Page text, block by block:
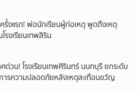
ครั้งแรก! พ่อนักเรียนผู้ก่อเหตุ พูดถึงเหตุ
รงเรียนเทพสิริน
ศด่วน! โรงเรียนเทพศิรินทร์ นนทบุรี ยกระดับ
ารความปลอดภัยหลังเหตุสะเทือนขวัญ